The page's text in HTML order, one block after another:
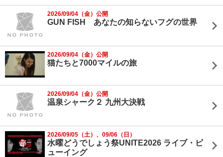
2026/09/04（金）公開
GUN FISH あなたの知らないフグの世界
2026/09/04（金）公開
猫たちと7000マイルの旅
2026/09/04（金）公開
温泉シャーク２ 九州大決戦
2026/09/05（土）、09/06（日）
水曜どうでしょう祭UNITE2026 ライブ・ビ
ューイング